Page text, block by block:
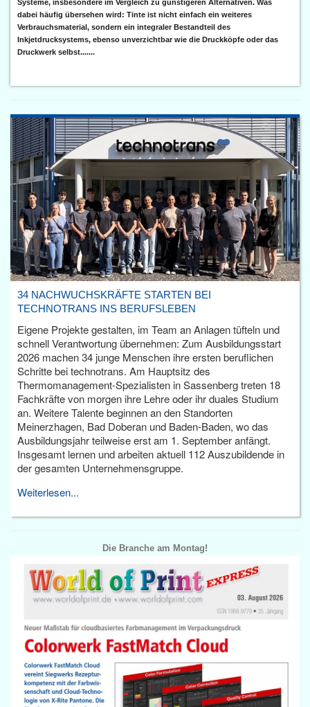
Systeme, insbesondere im Vergleich zu günstigeren Alternativen. Was
dabei häufig übersehen wird: Tinte ist nicht einfach ein weiteres
Verbrauchsmaterial, sondern ein integraler Bestandteil des
Inkjetdrucksystems, ebenso unverzichtbar wie die Druckköpfe oder das
Druckwerk selbst.......
34 NACHWUCHSKRÄFTE STARTEN BEI
TECHNOTRANS INS BERUFSLEBEN
Eigene Projekte gestalten, im Team an Anlagen tüfteln und
schnell Verantwortung übernehmen: Zum Ausbildungsstart
2026 machen 34 junge Menschen ihre ersten beruflichen
Schritte bei technotrans. Am Hauptsitz des
Thermomanagement-Spezialisten in Sassenberg treten 18
Fachkräfte von morgen ihre Lehre oder ihr duales Studium
an. Weitere Talente beginnen an den Standorten
Meinerzhagen, Bad Doberan und Baden-Baden, wo das
Ausbildungsjahr teilweise erst am 1. September anfängt.
Insgesamt lernen und arbeiten aktuell 112 Auszubildende in
der gesamten Unternehmensgruppe.
Weiterlesen...
Die Branche am Montag!